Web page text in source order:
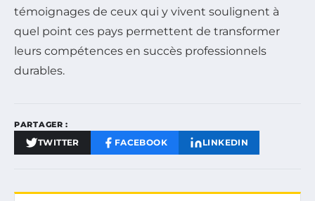
témoignages de ceux qui y vivent soulignent à
quel point ces pays permettent de transformer
leurs compétences en succès professionnels
durables.
PARTAGER :
TWITTER FACEBOOK LINKEDIN